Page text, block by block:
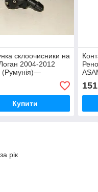
склоочисники на
2004-2012
(Румунія)—
Купити
151
рік